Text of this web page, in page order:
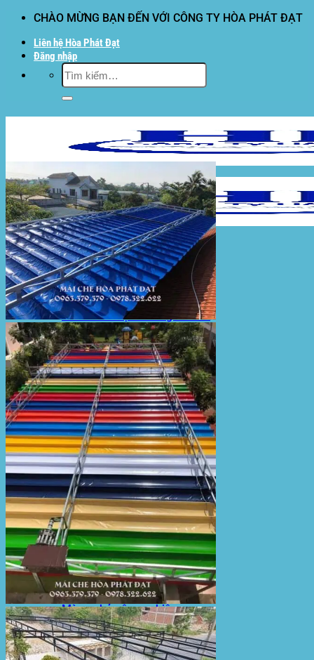
dung
CHÀO MỪNG BẠN ĐẾN VỚI CÔNG TY HÒA PHÁT ĐẠT
Liên hệ Hòa Phát Đạt
Đăng nhập
Tìm
kiếm:
Hòa Phát Đạt
Giới thiệu Hòa Phát Đạt
Sản Phẩm
Sản Phẩm Bạt Che Ngoài Trời
Bạt che nắng mưa
Bạt kéo ngoài trời
Bạt che tự cuốn
Bạt nhựa xanh cam
Bạt sọc 3 màu
Bạt nhựa giá rẻ
Bạt lót ao hồ
Bạt nhựa đen HDPE
Màng chống thấm HDPE
Sản Phẩm Dù Che Ngoài Trời
Dù che nắng
Dù che quán cafe
Dù che sự kiện
Dù lệch tâm
Sản Phẩm Mái Che Di Động
Mái hiên di động
Mái xếp di động
Nhà bạt di động
Motor kéo bạt che
Dự Án Hòa Phát Đạt
Lưới che nắng
Màng phủ nông nghiệp
Bạt Kéo Quán Cafe
Bạt Kéo Sân Trường
Thi Công Mái Xếp Hà Nội